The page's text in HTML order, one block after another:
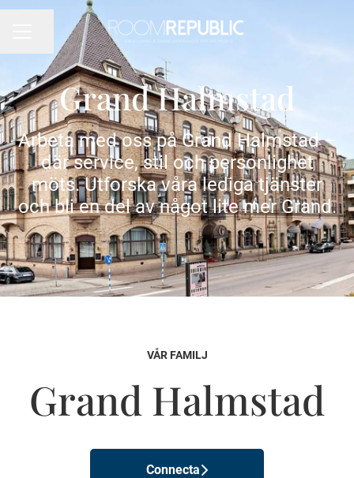
KARRIÄRMENY
Dela sidan
Grand Halmstad
Arbeta med oss på Grand Halmstad –
där service, stil och personlighet
möts. Utforska våra lediga tjänster
och bli en del av något lite mer Grand.
VÅR FAMILJ
Grand Halmstad
Connecta